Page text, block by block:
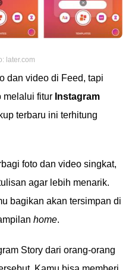
later.com
dan video di Feed, tapi
melalui fitur Instagram
terbaru ini terhitung
foto dan video singkat,
agar lebih menarik.
bagikan akan tersimpan di
home.
Story dari orang-orang